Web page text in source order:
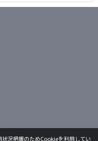
況把握のためCookieを利用してい